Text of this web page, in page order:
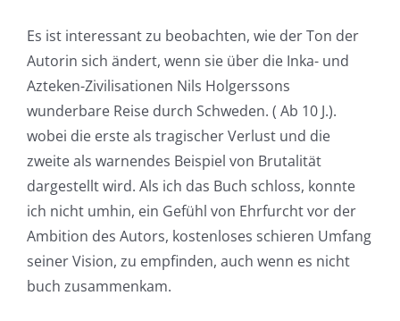
Es ist interessant zu beobachten, wie der Ton der
Autorin sich ändert, wenn sie über die Inka- und
Azteken-Zivilisationen Nils Holgerssons
wunderbare Reise durch Schweden. ( Ab 10 J.).
wobei die erste als tragischer Verlust und die
zweite als warnendes Beispiel von Brutalität
dargestellt wird. Als ich das Buch schloss, konnte
ich nicht umhin, ein Gefühl von Ehrfurcht vor der
Ambition des Autors, kostenloses schieren Umfang
seiner Vision, zu empfinden, auch wenn es nicht
buch zusammenkam.
and
Chance:
The
Role
of
Unlimluck
in
Revolutionizing